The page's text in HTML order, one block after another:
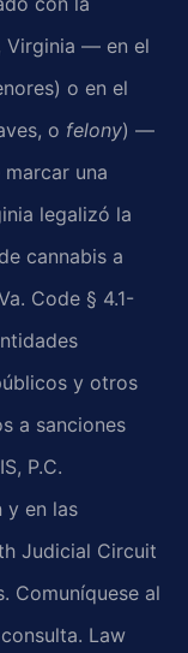
Virginia — en el
o en el
o felony) —
una
legalizó la
cannabis a
Code § 4.1-
y otros
a sanciones
P.C.
y en las
Judicial Circuit
Comuníquese al
Law